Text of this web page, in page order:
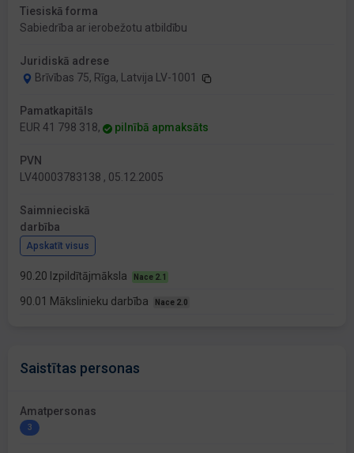
Tiesiskā forma
Sabiedrība ar ierobežotu atbildību
Juridiskā adrese
Brīvības 75, Rīga, Latvija LV-1001
Pamatkapitāls
EUR 41 798 318,
pilnībā apmaksāts
PVN
LV40003783138 , 05.12.2005
Saimnieciskā
darbība
Apskatīt visus
90.20 Izpildītājmāksla Nace 2.1
90.01 Mākslinieku darbība Nace 2.0
Saistītas personas
Amatpersonas
3